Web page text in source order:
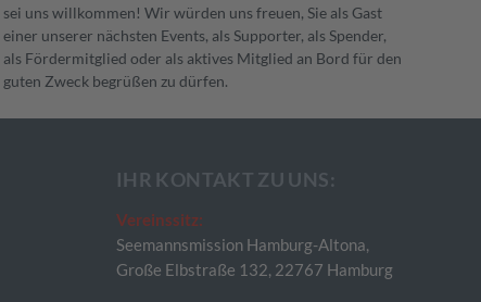
sei uns willkommen! Wir würden uns freuen, Sie als Gast
einer unserer nächsten Events, als Supporter, als Spender,
als Fördermitglied oder als aktives Mitglied an Bord für den
guten Zweck begrüßen zu dürfen.
IHR KONTAKT ZU UNS:
Vereinssitz:
Seemannsmission Hamburg-Altona,
Große Elbstraße 132, 22767 Hamburg